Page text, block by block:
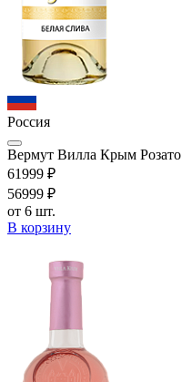
Россия
Вермут Вилла Крым Розато
61999 ₽
56999 ₽
от 6 шт.
В корзину